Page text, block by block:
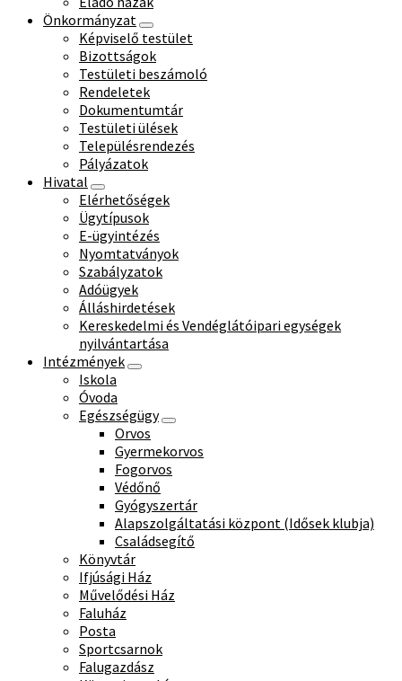
Önkormányzat
Képviselő testület
Bizottságok
Testületi beszámoló
Rendeletek
Dokumentumtár
Testületi ülések
Településrendezés
Pályázatok
Hivatal
Elérhetőségek
Ügytípusok
E-ügyintézés
Nyomtatványok
Szabályzatok
Adóügyek
Álláshirdetések
Kereskedelmi és Vendéglátóipari egységek
nyilvántartása
Intézmények
Iskola
Óvoda
Egészségügy
Orvos
Gyermekorvos
Fogorvos
Védőnő
Gyógyszertár
Alapszolgáltatási központ (Idősek klubja)
Családsegítő
Könyvtár
Ifjúsági Ház
Művelődési Ház
Faluház
Posta
Sportcsarnok
Falugazdász